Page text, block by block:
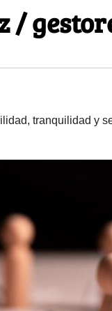
/
tranquilidad y